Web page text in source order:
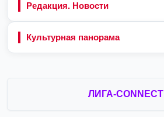
Редакция. Новости
Культурная панорама
ЛИГА-CONNECT